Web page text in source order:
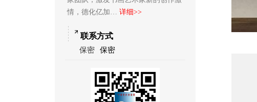
情，德化亿加… 详细>>
联系方式
保密 保密